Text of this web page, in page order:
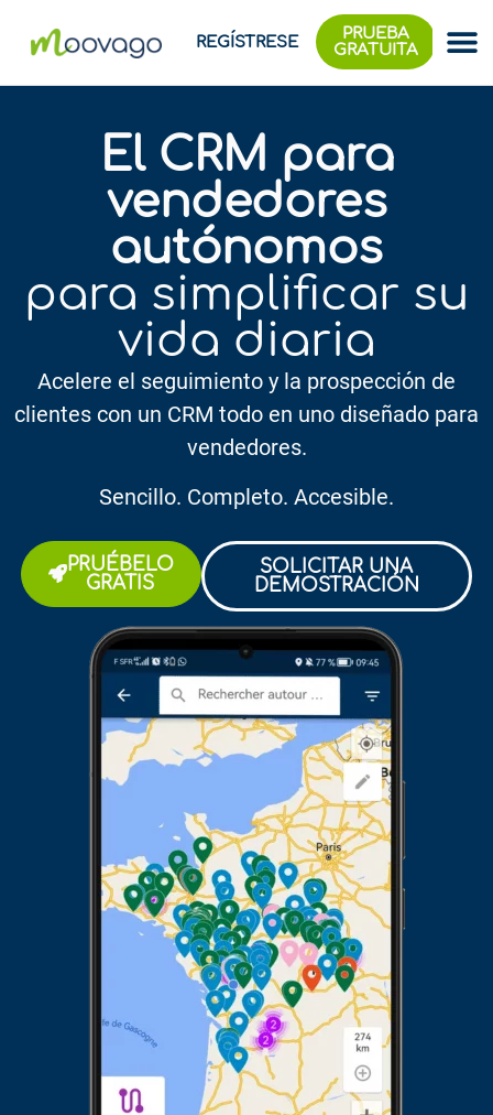
REGÍSTRESE
PRUEBA
GRATUITA
El CRM para
vendedores
autónomos
para simplificar su
vida diaria
Acelere el seguimiento y la prospección de
clientes con un CRM todo en uno diseñado para
vendedores.
Sencillo. Completo. Accesible.
PRUÉBELO
GRATIS
SOLICITAR UNA
DEMOSTRACIÓN